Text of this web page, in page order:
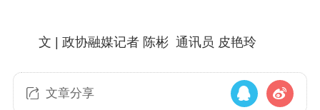
文 | 政协融媒记者 陈彬 通讯员 皮艳玲
文章分享